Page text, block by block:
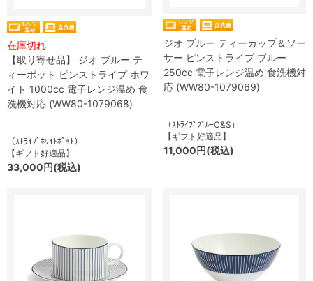
在庫切れ
【取り寄せ品】 ジオ ブルー テ
ィーポット ピンストライプ ホワ
イト 1000cc 電子レンジ温め 食
洗機対応 (WW80-1079068)
（ｽﾄﾗｲﾌﾟﾎﾜｲﾄﾎﾟｯﾄ）
【ギフト好適品】
33,000円(税込)
ジオ ブルー ティーカップ＆ソー
サー ピンストライプ ブルー
250cc 電子レンジ温め 食洗機対
応 (WW80-1079069)
（ｽﾄﾗｲﾌﾟﾌﾞﾙｰC&S）
【ギフト好適品】
11,000円(税込)